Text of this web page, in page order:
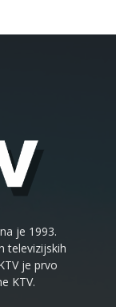
je 1993.
televizijskih
je prvo
KTV.